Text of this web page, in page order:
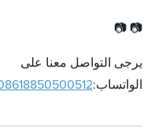
📷 📷
يرجى التواصل معنا على
الواتساب: